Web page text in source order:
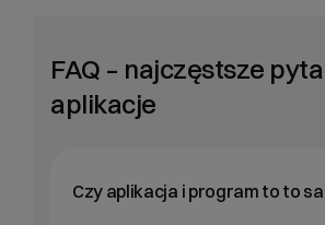
FAQ – najczęstsze
aplikacje
Czy aplikacja i program to to